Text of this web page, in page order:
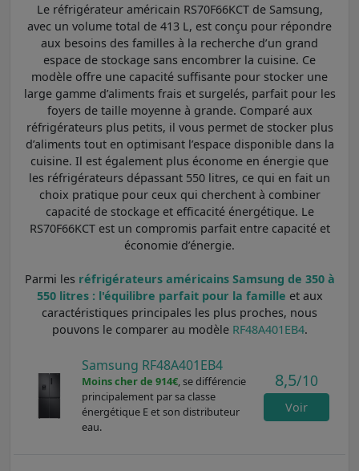
Le réfrigérateur américain RS70F66KCT de Samsung,
avec un volume total de 413 L, est conçu pour répondre
aux besoins des familles à la recherche d’un grand
espace de stockage sans encombrer la cuisine. Ce
modèle offre une capacité suffisante pour stocker une
large gamme d’aliments frais et surgelés, parfait pour les
foyers de taille moyenne à grande. Comparé aux
réfrigérateurs plus petits, il vous permet de stocker plus
d’aliments tout en optimisant l’espace disponible dans la
cuisine. Il est également plus économe en énergie que
les réfrigérateurs dépassant 550 litres, ce qui en fait un
choix pratique pour ceux qui cherchent à combiner
capacité de stockage et efficacité énergétique. Le
RS70F66KCT est un compromis parfait entre capacité et
économie d’énergie.
Parmi les réfrigérateurs américains Samsung de 350 à
550 litres : l'équilibre parfait pour la famille et aux
caractéristiques principales les plus proches, nous
pouvons le comparer au modèle RF48A401EB4.
Samsung RF48A401EB4
Moins cher de 914€, se différencie
principalement par sa classe
énergétique E et son distributeur
eau.
8,5/10
Voir